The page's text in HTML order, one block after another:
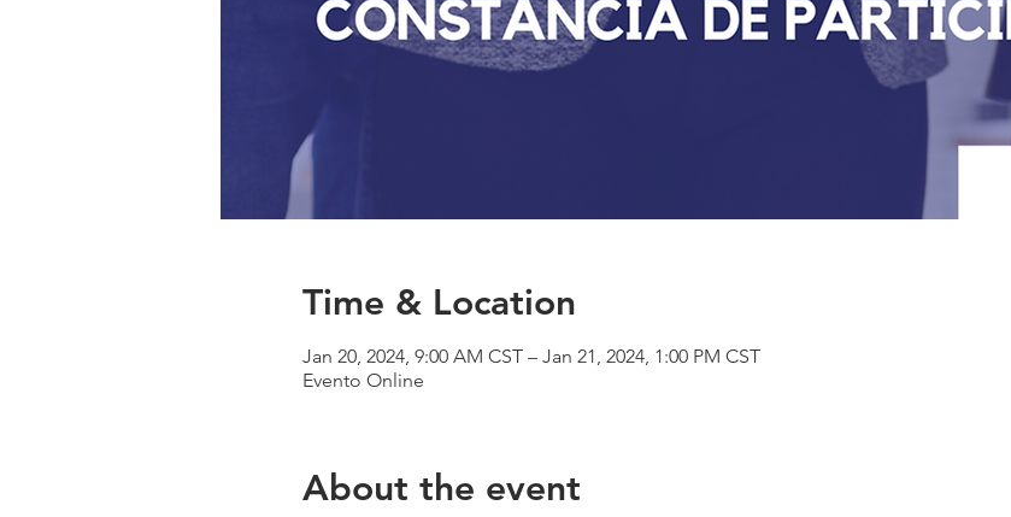
Time & Location
Jan 20, 2024, 9:00 AM CST – Jan 21, 2024, 1:00 PM CST
Evento Online
About the event